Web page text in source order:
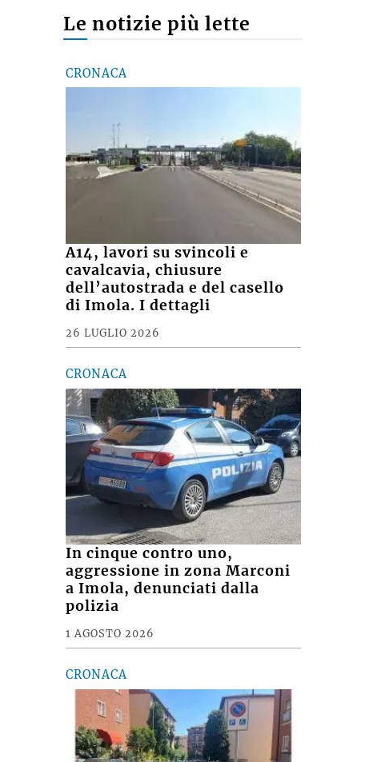
Le notizie più lette
CRONACA
A14, lavori su svincoli e
cavalcavia, chiusure
dell’autostrada e del casello
di Imola. I dettagli
26 LUGLIO 2026
CRONACA
In cinque contro uno,
aggressione in zona Marconi
a Imola, denunciati dalla
polizia
1 AGOSTO 2026
CRONACA